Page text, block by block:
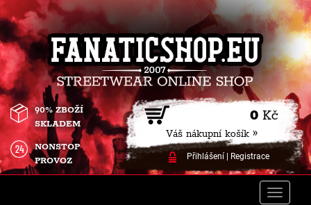
0 Kč
Váš nákupní košík »
Přihlášení| Registrace
90% ZBOŽÍ
SKLADEM
NONSTOP
PROVOZ
Toggle